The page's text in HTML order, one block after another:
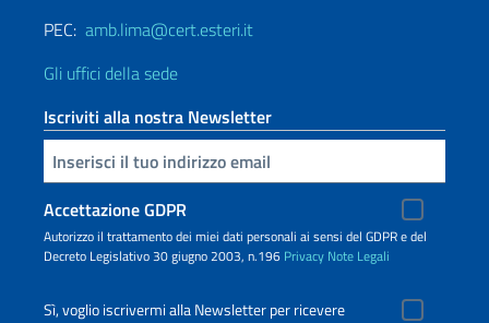
PEC: amb.lima@cert.esteri.it
Gli uffici della sede
Iscriviti alla nostra Newsletter
Inserisci la tua email
Accettazione GDPR
Autorizzo il trattamento dei miei dati personali ai sensi del GDPR e del
Decreto Legislativo 30 giugno 2003, n.196 Privacy Note Legali
Sì, voglio iscrivermi alla Newsletter per ricevere